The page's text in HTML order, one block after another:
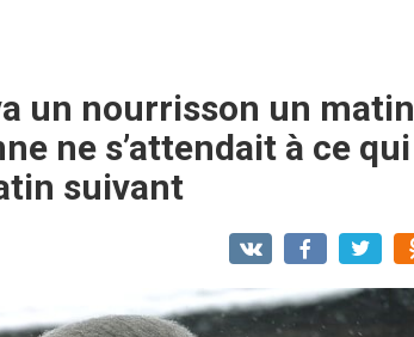
un nourrisson un matin
ne s’attendait à ce qui
suivant